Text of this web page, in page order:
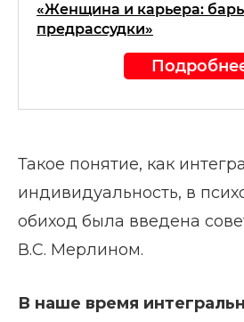
«Женщина и карьера:
предрассудки»
Такое понятие, как
индивидуальность, в
обиход была введена
В.С. Мерлином.
В наше время